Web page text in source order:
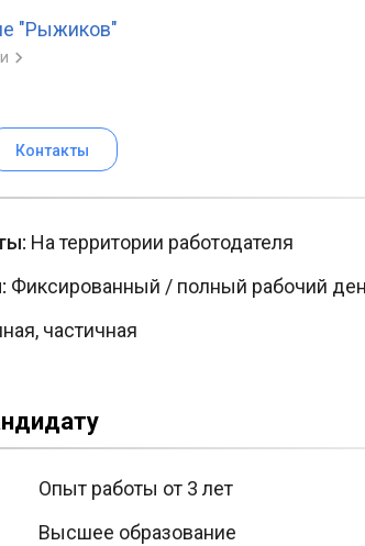
"Рыжиков"
Контакты
На территории работодателя
Фиксированный / полный рабочий
частичная
Опыт работы от 3 лет
Высшее образование